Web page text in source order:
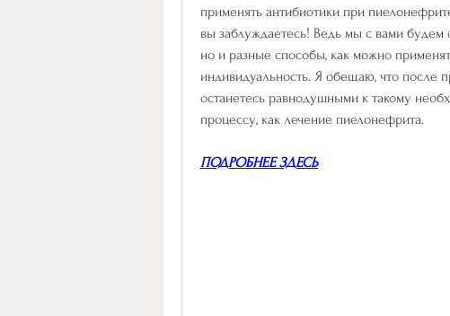
применять антибиотики при
вы заблуждаетесь! Ведь мы с вами
но и разные способы, как можно
индивидуальность. Я обещаю, что после
останетесь равнодушными к такому
процессу, как лечение пиелонефрита.
ПОДРОБНЕЕ ЗДЕСЬ